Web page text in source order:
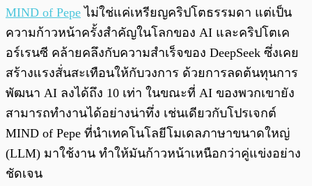
MIND of Pepe ไม่ใช่แค่เหรียญคริปโตธรรมดา แต่เป็น
ความก้าวหน้าครั้งสำคัญในโลกของ AI และคริปโตเค
อร์เรนซี คล้ายคลึงกับความสำเร็จของ DeepSeek ซึ่งเคย
สร้างแรงสั่นสะเทือนให้กับวงการ ด้วยการลดต้นทุนการ
พัฒนา AI ลงได้ถึง 10 เท่า ในขณะที่ AI ของพวกเขายัง
สามารถทำงานได้อย่างน่าทึ่ง เช่นเดียวกับโปรเจกต์
MIND of Pepe ที่นำเทคโนโลยีโมเดลภาษาขนาดใหญ่
(LLM) มาใช้งาน ทำให้มันก้าวหน้าเหนือกว่าคู่แข่งอย่าง
ชัดเจน